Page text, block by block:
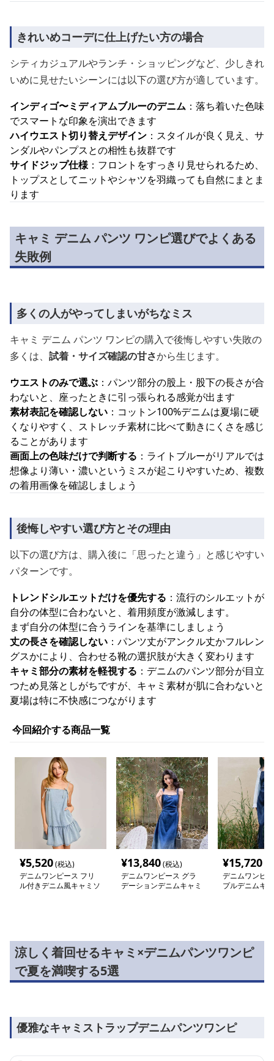
きれいめコーデに仕上げたい方の場合
シティカジュアルやランチ・ショッピングなど、少しきれ
いめに見せたいシーンには以下の選び方が適しています。
インディゴ〜ミディアムブルーのデニム ：落ち着いた色味
でスマートな印象を演出できます
ハイウエスト切り替えデザイン ：スタイルが良く見え、サ
ンダルやパンプスとの相性も抜群です
サイドジップ仕様：フロントをすっきり見せられるため、
トップスとしてニットやシャツを羽織っても自然にまとま
ります
キャミ デニム パンツ ワンピ選びでよくある
失敗例
多くの人がやってしまいがちなミス
キャミ デニム パンツ ワンピの購入で後悔しやすい失敗の
多くは、 試着・サイズ確認の甘さから生じます。
ウエストのみで選ぶ ：パンツ部分の股上・股下の長さが合
わないと、座ったときに引っ張られる感覚が出ます
素材表記を確認しない ：コットン100%デニムは夏場に硬
くなりやすく、ストレッチ素材に比べて動きにくさを感じ
ることがあります
画面上の色味だけで判断する ：ライトブルーがリアルでは
想像より薄い・濃いというミスが起こりやすいため、複数
の着用画像を確認しましょう
後悔しやすい選び方とその理由
以下の選び方は、購入後に「思ったと違う」と感じやすい
パターンです。
トレンドシルエットだけを優先する ：流行のシルエットが
自分の体型に合わないと、着用頻度が激減します。
まず自分の体型に合うラインを基準にしましょう
丈の長さを確認しない ：パンツ丈がアンクル丈かフルレン
グスかにより、合わせる靴の選択肢が大きく変わります
キャミ部分の素材を軽視する ：デニムのパンツ部分が目立
つため見落としがちですが、キャミ素材が肌に合わないと
夏場は特に不快感につながります
今回紹介する商品一覧
¥5,520(税込)
デニムワンピース フリ
ル付きデニム風キャミソ
¥13,840(税込)
デニムワンピース グラ
デーションデニムキャミ
¥15,720
デニムワンピ
プルデニムキ
涼しく着回せるキャミ×デニムパンツワンピ
で夏を満喫する5選
優雅なキャミストラップデニムパンツワンピ